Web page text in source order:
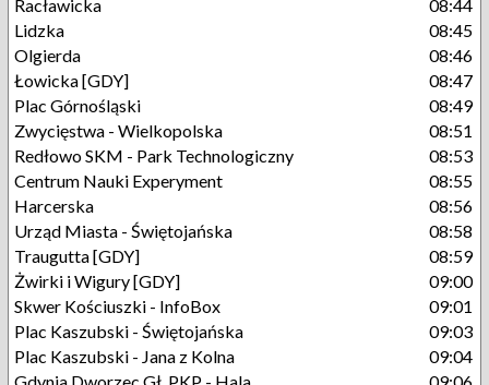
Racławicka
08:44
Lidzka
08:45
Olgierda
08:46
Łowicka [GDY]
08:47
Plac Górnośląski
08:49
Zwycięstwa - Wielkopolska
08:51
Redłowo SKM - Park Technologiczny
08:53
Centrum Nauki Experyment
08:55
Harcerska
08:56
Urząd Miasta - Świętojańska
08:58
Traugutta [GDY]
08:59
Żwirki i Wigury [GDY]
09:00
Skwer Kościuszki - InfoBox
09:01
Plac Kaszubski - Świętojańska
09:03
Plac Kaszubski - Jana z Kolna
09:04